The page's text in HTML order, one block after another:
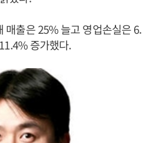
매출은 25% 늘고 영업손실은 6.
증가했다.